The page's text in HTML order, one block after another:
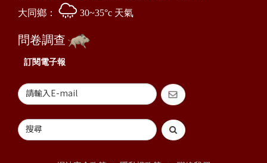
大同鄉：
30~35°c 天氣
問卷調查
訂閱電子報